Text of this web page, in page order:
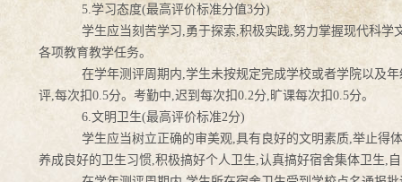
5.学习态度(最高评价标准分值3分)
学生应当刻苦学习,勇于探索,积极实践,努力掌握现代科学
各项教育教学任务。
在学年测评周期内,学生未按规定完成学校或者学院以及
评,每次扣0.5分。考勤中,迟到每次扣0.2分,旷课每次扣0.5分。
6.文明卫生(最高评价标准2分)
学生应当树立正确的审美观,具有良好的文明素质,举止得
养成良好的卫生习惯,积极搞好个人卫生,认真搞好宿舍集体卫生,